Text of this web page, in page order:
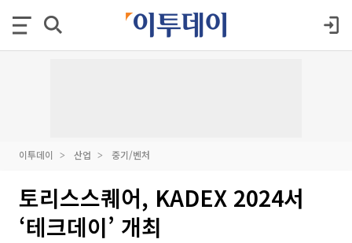
이투데이 산업 중기/벤처
토리스스퀘어, KADEX 2024서
‘테크데이’ 개최